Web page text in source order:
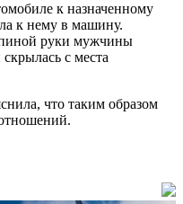
к назначенному
к нему в машину.
руки мужчины
с места
что таким образом